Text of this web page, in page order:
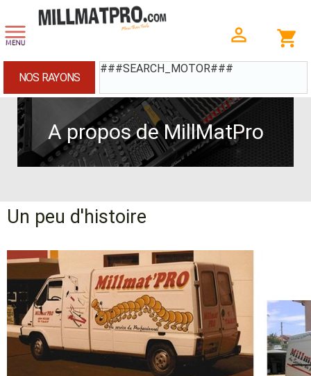
###SEARCH_MOTOR###
NOS RAYONS
A propos de MillMatPro
Un peu d'histoire